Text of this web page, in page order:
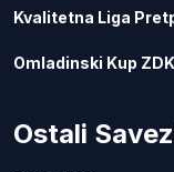
Kvalitetna Liga
Omladinski Kup ZDK
Ostali